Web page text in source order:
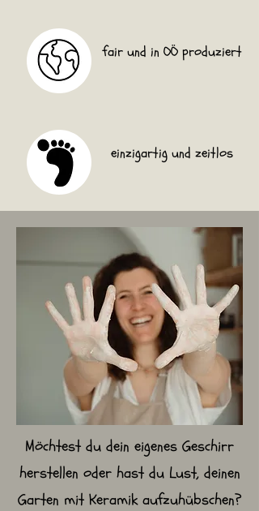
fair und in OÖ produziert
einzigartig und zeitlos
Möchtest du dein eigenes Geschirr
herstellen oder hast du Lust, deinen
Garten mit Keramik aufzuhübschen?